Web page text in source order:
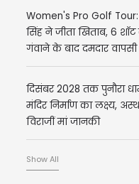
Women's Pro Golf Tour:
सिंह ने जीता खिताब, 6
गंवाने के बाद दमदार वापसी
दिसंबर 2028 तक पुनौरा
मंदिर निर्माण का लक्ष्य,
विराजीं मां जानकी
Show All